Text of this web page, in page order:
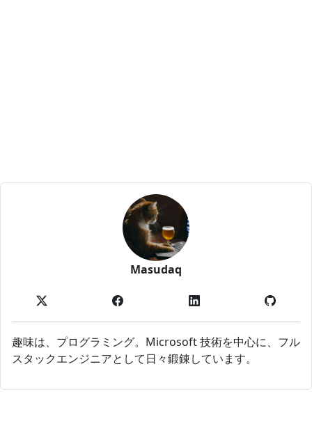
Masudaq
趣味は、プログラミング。Microsoft 技術を中心に、フル
スタックエンジニアとして日々鍛錬しています。